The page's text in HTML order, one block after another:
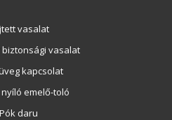
vasalat
biztonsági vasalat
kapcsolat
emelő-toló
daru